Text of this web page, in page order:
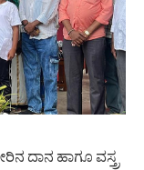
ದಾನ ಹಾಗೂ ವಸ್ತ್ರ